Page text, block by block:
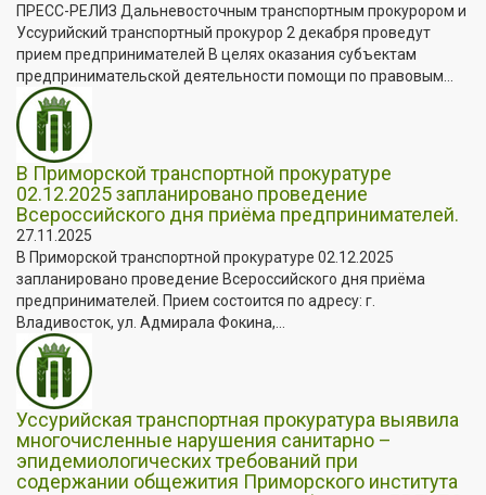
ПРЕСС-РЕЛИЗ Дальневосточным транспортным прокурором и
Уссурийский транспортный прокурор 2 декабря проведут
прием предпринимателей В целях оказания субъектам
предпринимательской деятельности помощи по правовым...
В Приморской транспортной прокуратуре
02.12.2025 запланировано проведение
Всероссийского дня приёма предпринимателей.
27.11.2025
В Приморской транспортной прокуратуре 02.12.2025
запланировано проведение Всероссийского дня приёма
предпринимателей. Прием состоится по адресу: г.
Владивосток, ул. Адмирала Фокина,...
Уссурийская транспортная прокуратура выявила
многочисленные нарушения санитарно –
эпидемиологических требований при
содержании общежития Приморского института